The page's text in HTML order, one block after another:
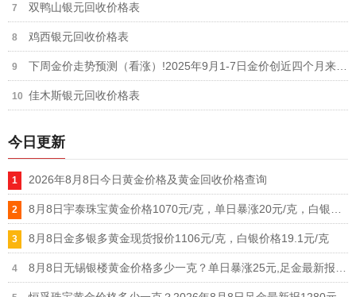
双鸭山银元回收价格表
鸡西银元回收价格表
佳木斯银元回收价格表
今日更新
2026年8月8日今日黄金价格及黄金回收价格查询
8月8日金多银多黄金现货报价1106元/克，白银价格19.1元/克